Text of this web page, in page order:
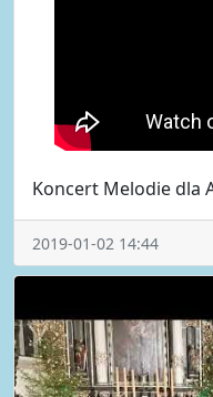
Koncert Melodie dla
2019-01-02 14:44